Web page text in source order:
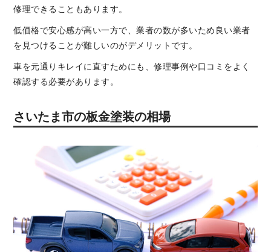
修理できることもあります。
低価格で安心感が高い一方で、業者の数が多いため良い業者
を見つけることが難しいのがデメリットです。
車を元通りキレイに直すためにも、修理事例や口コミをよく
確認する必要があります。
さいたま市の板金塗装の相場